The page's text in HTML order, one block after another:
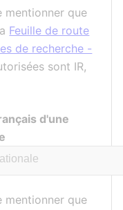
mentionner que
Feuille de route
de recherche -
sont IR,
d'une
mentionner que